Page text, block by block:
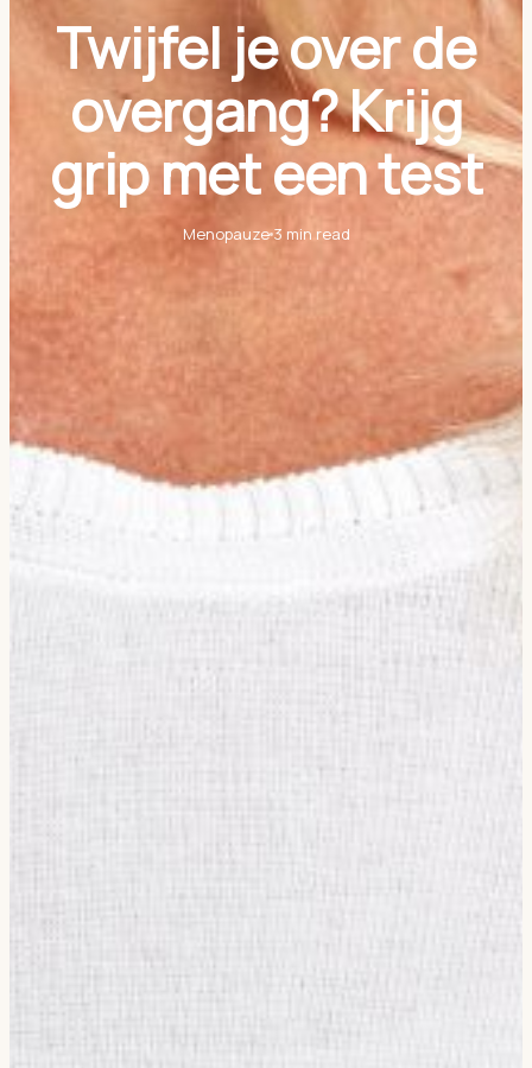
Twijfel je over de
overgang? Krijg
grip met een test
Menopauze3 min read